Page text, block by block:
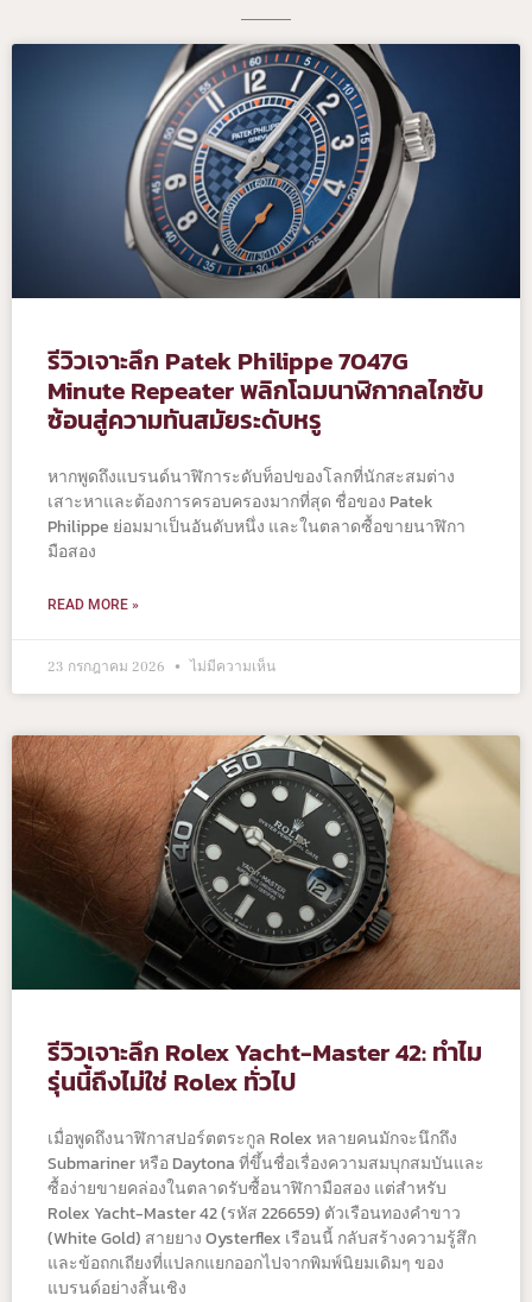
รีวิวเจาะลึก Patek Philippe 7047G
Minute Repeater พลิกโฉมนาฬิกากลไกซับ
ซ้อนสู่ความทันสมัยระดับหรู
หากพูดถึงแบรนด์นาฬิการะดับท็อปของโลกที่นักสะสมต่าง
เสาะหาและต้องการครอบครองมากที่สุด ชื่อของ Patek
Philippe ย่อมมาเป็นอันดับหนึ่ง และในตลาดซื้อขายนาฬิกา
มือสอง
READ MORE »
23 กรกฎาคม 2026 ไม่มีความเห็น
รีวิวเจาะลึก Rolex Yacht-Master 42: ทำไม
รุ่นนี้ถึงไม่ใช่ Rolex ทั่วไป
เมื่อพูดถึงนาฬิกาสปอร์ตตระกูล Rolex หลายคนมักจะนึกถึง
Submariner หรือ Daytona ที่ขึ้นชื่อเรื่องความสมบุกสมบันและ
ซื้อง่ายขายคล่องในตลาดรับซื้อนาฬิกามือสอง แต่สำหรับ
Rolex Yacht-Master 42 (รหัส 226659) ตัวเรือนทองคำขาว
(White Gold) สายยาง Oysterflex เรือนนี้ กลับสร้างความรู้สึก
และข้อถกเถียงที่แปลกแยกออกไปจากพิมพ์นิยมเดิมๆ ของ
แบรนด์อย่างสิ้นเชิง